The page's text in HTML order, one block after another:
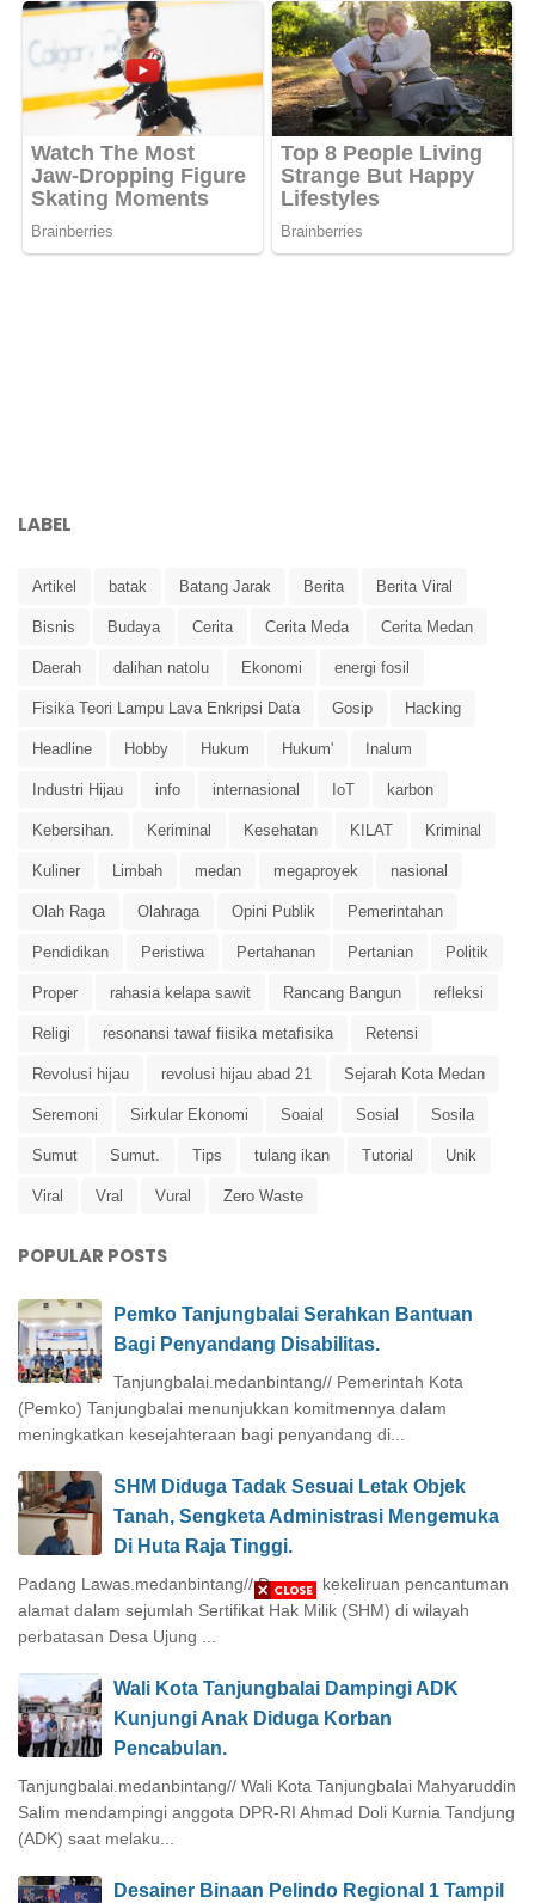
LABEL
Artikel batak Batang Jarak Berita Berita Viral
Bisnis Budaya Cerita Cerita Meda Cerita Medan
Daerah dalihan natolu Ekonomi energi fosil
Fisika Teori Lampu Lava Enkripsi Data Gosip Hacking
Headline Hobby Hukum Hukum' Inalum
Industri Hijau info internasional IoT karbon
Kebersihan. Keriminal Kesehatan KILAT Kriminal
Kuliner Limbah medan megaproyek nasional
Olah Raga Olahraga Opini Publik Pemerintahan
Pendidikan Peristiwa Pertahanan Pertanian Politik
Proper rahasia kelapa sawit Rancang Bangun refleksi
Religi resonansi tawaf fiisika metafisika Retensi
Revolusi hijau revolusi hijau abad 21 Sejarah Kota Medan
Seremoni Sirkular Ekonomi Soaial Sosial Sosila
Sumut Sumut. Tips tulang ikan Tutorial Unik
Viral Vral Vural Zero Waste
POPULAR POSTS
Pemko Tanjungbalai Serahkan Bantuan
Bagi Penyandang Disabilitas.
Tanjungbalai.medanbintang// Pemerintah Kota
(Pemko) Tanjungbalai menunjukkan komitmennya dalam
meningkatkan kesejahteraan bagi penyandang di...
SHM Diduga Tadak Sesuai Letak Objek
Tanah, Sengketa Administrasi Mengemuka
Di Huta Raja Tinggi.
Padang Lawas.medanbintang// Dugaan kekeliruan pencantuman
alamat dalam sejumlah Sertifikat Hak Milik (SHM) di wilayah
perbatasan Desa Ujung ...
Wali Kota Tanjungbalai Dampingi ADK
Kunjungi Anak Diduga Korban
Pencabulan.
Tanjungbalai.medanbintang// Wali Kota Tanjungbalai Mahyaruddin
Salim mendampingi anggota DPR-RI Ahmad Doli Kurnia Tandjung
(ADK) saat melaku...
Desainer Binaan Pelindo Regional 1 Tampil